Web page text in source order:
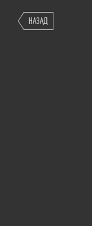
НАЗАД